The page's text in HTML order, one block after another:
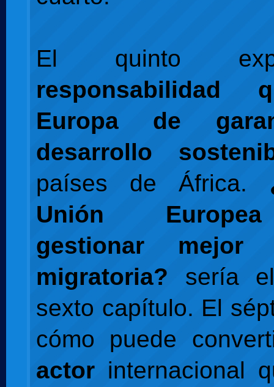
El quinto
responsabilidad
Europa de
desarrollo
países de África.
Unión
gestionar
migratoria? sería
sexto capítulo. El
cómo puede
actorinternacional